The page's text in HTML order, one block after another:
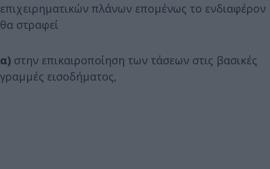
επιχειρηματικών πλάνων επομένως το ενδιαφέρον
θα στραφεί
α) στην επικαιροποίηση των τάσεων στις βασικές
γραμμές εισοδήματος,